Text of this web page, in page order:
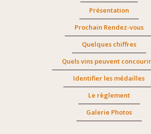
Présentation
Prochain Rendez-vous
Quelques chiffres
Quels vins peuvent
Identifier les médailles
Le règlement
Galerie Photos